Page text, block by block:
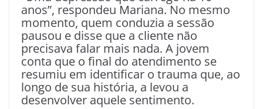
anos”, respondeu Mariana. No mesmo
momento, quem conduzia a sessão
pausou e disse que a cliente não
precisava falar mais nada. A jovem
conta que o final do atendimento se
resumiu em identificar o trauma que, ao
longo de sua história, a levou a
desenvolver aquele sentimento.